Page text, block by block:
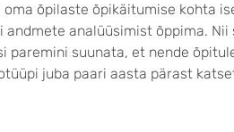
õpilaste õpikäitumise kohta
analüüsimist õppima. Nii
paremini suunata, et nende
juba paari aasta pärast